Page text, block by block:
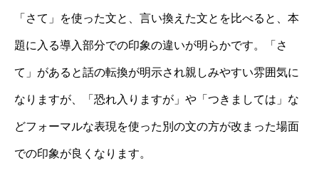
「さて」を使った文と、言い換えた文とを比べると、本
題に入る導入部分での印象の違いが明らかです。「さ
て」があると話の転換が明示され親しみやすい雰囲気に
なりますが、「恐れ入りますが」や「つきましては」な
どフォーマルな表現を使った別の文の方が改まった場面
での印象が良くなります。